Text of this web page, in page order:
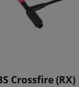
Crossfire (RX)